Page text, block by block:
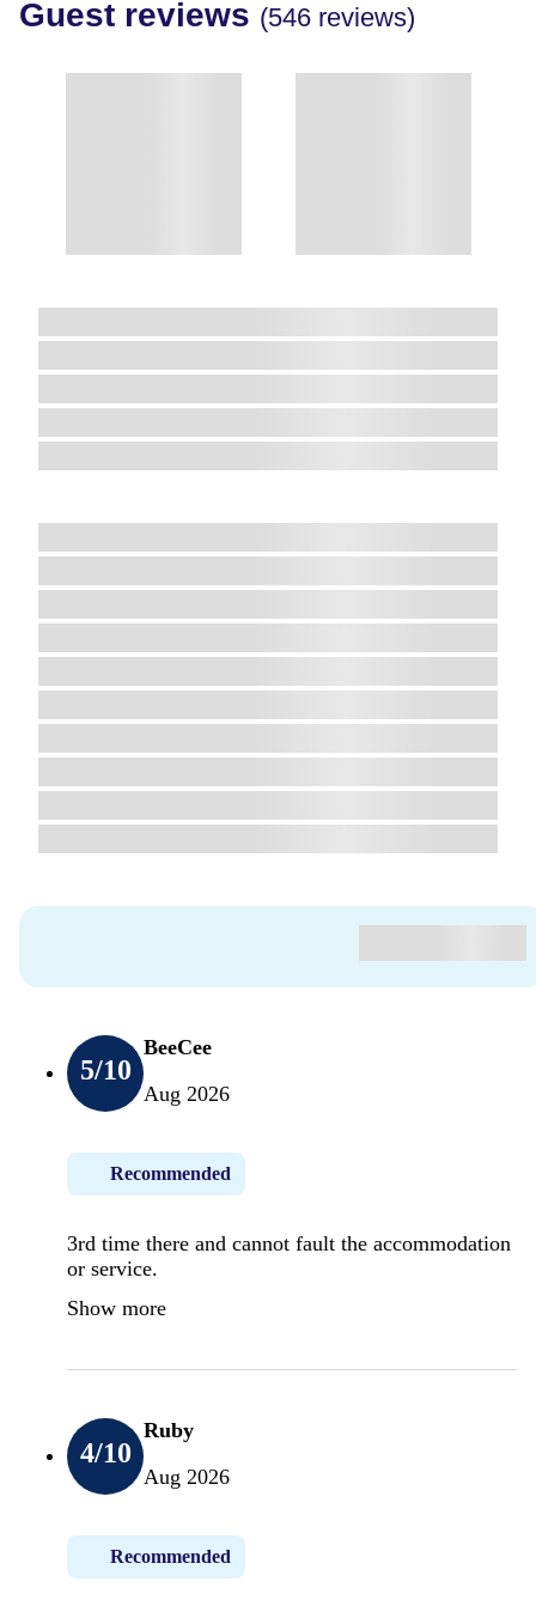
Guest reviews (546 reviews)
5/10
BeeCee
Aug 2026
Recommended
3rd time there and cannot fault the accommodation
or service.
Show more
4/10
Ruby
Aug 2026
Recommended